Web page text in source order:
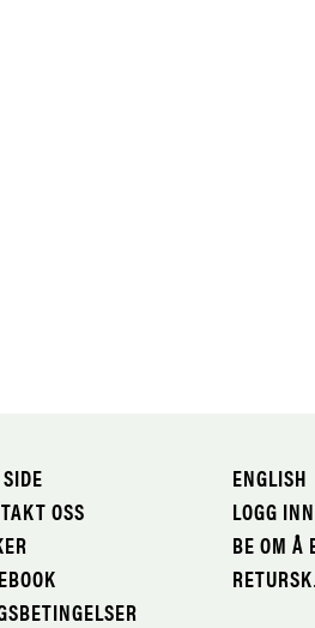
OSS
ENGLISH
LOGG INN
BE OM Å